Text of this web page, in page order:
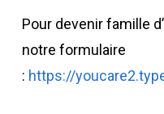
Pour devenir famille
notre formulaire
: https://